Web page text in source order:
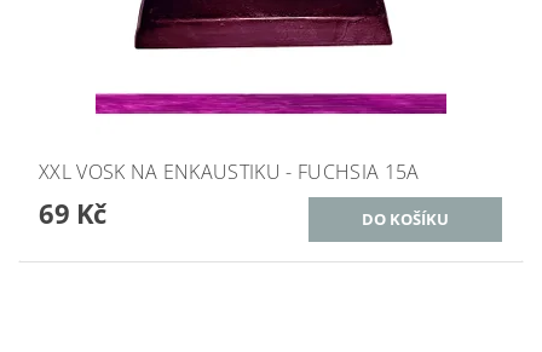
XXL VOSK NA ENKAUSTIKU - FUCHSIA 15A
69 Kč